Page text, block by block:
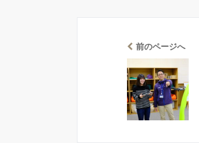
前のページへ